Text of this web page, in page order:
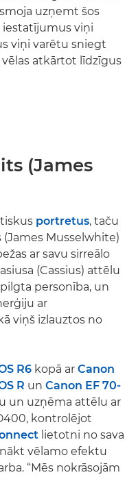
uzņemt šos
viņi
viņi varētu sniegt
atkārtot līdzīgus
(James
portretus, taču
(James Musselwhite)
ar savu sirreālo
(Cassius) attēlu
personība, un
ar
viņš izlauztos no
R6 kopā ar Canon
R un Canon EF 70-
un uzņēma attēlu ar
kontrolējot
lietotni no sava
vēlamo efektu
“Mēs nokrāsojām